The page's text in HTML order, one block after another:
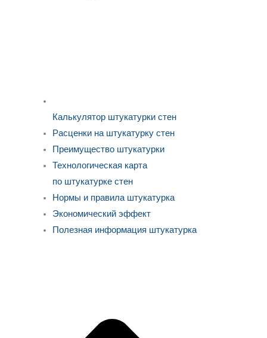
Калькулятор штукатурки стен
Расценки на штукатурку стен
Преимущество штукатурки
Технологическая карта
по штукатурке стен
Нормы и правила штукатурка
Экономический эффект
Полезная информация штукатурка